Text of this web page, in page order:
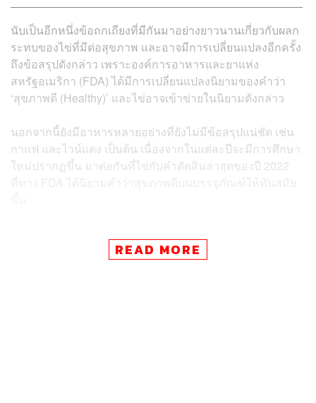
นับเป็นอีกหนึ่งข้อถกเถียงที่มีกันมาอย่างยาวนานเกี่ยวกับผลก
ระทบของไข่ที่มีต่อสุขภาพ และอาจมีการเปลี่ยนแปลงอีกครั้ง
ถึงข้อสรุปดังกล่าว เพราะองค์การอาหารและยาแห่ง
สหรัฐอเมริกา (FDA) ได้มีการเปลี่ยนแปลงนิยามของคำว่า
‘สุขภาพดี (Healthy)’ และไข่อาจเข้าข่ายในนิยามดังกล่าว
นอกจากนี้ยังมีอาหารหลายอย่างที่ยังไม่มีข้อสรุปแน่ชัด เช่น
กาแฟ และไวน์แดง เป็นต้น เนื่องจากในแต่ละปีจะมีการศึกษา
ใหม่ปรากฏขึ้น มาต่อกันที่ไข่กับคำตัดสินล่าสุดของปี 2022
การบริโภคอาหารในปัจจุบัน ซึ่งหากอาหารชนิดใดเข้าข่าย
READ MORE